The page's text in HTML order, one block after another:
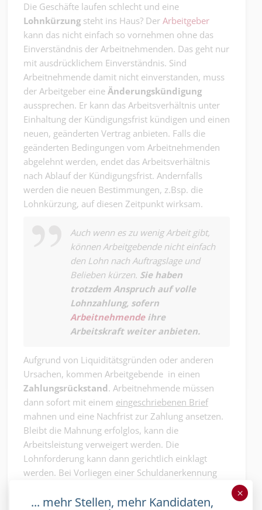
Die Geschäfte laufen schlecht und eine
Lohnkürzung steht ins Haus? Der Arbeitgeber
kann das nicht einfach so vornehmen ohne das
Einverständnis der Arbeitnehmenden. Das geht nur
mit ausdrücklichem Einverständnis. Sind
Arbeitnehmende damit nicht einverstanden, muss
der Arbeitgeber eine Änderungskündigung
aussprechen. Er kann das Arbeitsverhältnis unter
Einhaltung der Kündigungsfrist kündigen und einen
neuen, geänderten Vertrag anbieten. Falls die
geänderten Bedingungen vom Arbeitnehmenden
abgelehnt werden, endet das Arbeitsverhältnis
nach Ablauf der Kündigungsfrist. Andernfalls
werden die neuen Bestimmungen, z.Bsp. die
Lohnkürzung, auf diesen Zeitpunkt wirksam.
Auch wenn es zu wenig Arbeit gibt,
können Arbeitgebende nicht einfach
den Lohn nach Auftragslage und
Belieben kürzen. Sie haben
trotzdem Anspruch auf volle
Lohnzahlung, sofern
Arbeitnehmendeihre
Arbeitskraft weiter anbieten.
Aufgrund von Liquiditätsgründen oder anderen
Ursachen, kommen Arbeitgebende in einen
Zahlungsrückstand. Arbeitnehmende müssen
dann sofort mit einem eingeschriebenen Brief
mahnen und eine Nachfrist zur Zahlung ansetzen.
Bleibt die Mahnung erfolglos, kann die
Arbeitsleistung verweigert werden. Die
Lohnforderung kann dann gerichtlich einklagt
werden. Bei Vorliegen einer Schuldanerkennung
eingeleitet werden.
... mehr Stellen, mehr Kandidaten,
×